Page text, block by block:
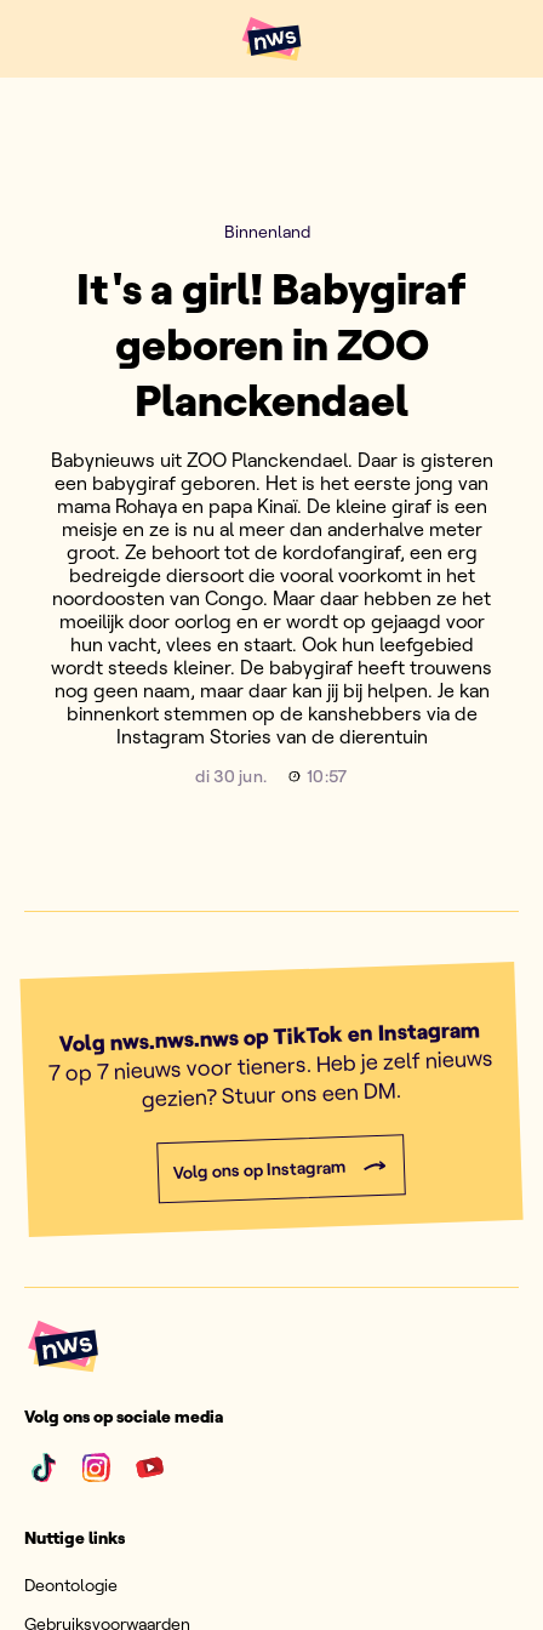
Hoofdpunten VRT NWS
Binnenland
It's a girl! Babygiraf
geboren in ZOO
Planckendael
Babynieuws uit ZOO Planckendael. Daar is gisteren
een babygiraf geboren. Het is het eerste jong van
mama Rohaya en papa Kinaï. De kleine giraf is een
meisje en ze is nu al meer dan anderhalve meter
groot. Ze behoort tot de kordofangiraf, een erg
bedreigde diersoort die vooral voorkomt in het
noordoosten van Congo. Maar daar hebben ze het
moeilijk door oorlog en er wordt op gejaagd voor
hun vacht, vlees en staart. Ook hun leefgebied
wordt steeds kleiner. De babygiraf heeft trouwens
nog geen naam, maar daar kan jij bij helpen. Je kan
binnenkort stemmen op de kanshebbers via de
Instagram Stories van de dierentuin
di 30 jun. 10:57
Volg nws.nws.nws op TikTok en Instagram
7 op 7 nieuws voor tieners. Heb je zelf nieuws
gezien? Stuur ons een DM.
Volg ons op Instagram
Volg ons op sociale media
Nuttige links
Deontologie
Gebruiksvoorwaarden